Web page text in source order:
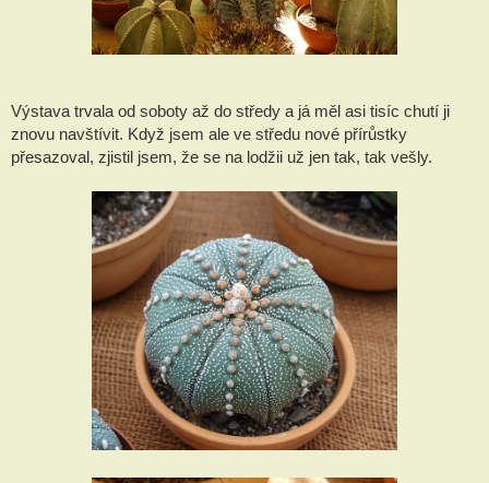
Výstava trvala od soboty až do středy a já měl asi tisíc chutí ji
znovu navštívit. Když jsem ale ve středu nové přírůstky
přesazoval, zjistil jsem, že se na lodžii už jen tak, tak vešly.